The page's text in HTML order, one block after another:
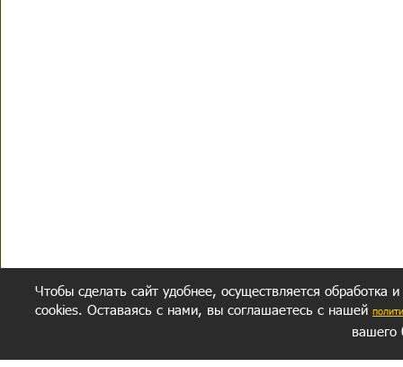
Чтобы сделать сайт удобнее, осуществляется обработка
cookies. Оставаясь с нами, вы соглашаетесь с нашей
вашего